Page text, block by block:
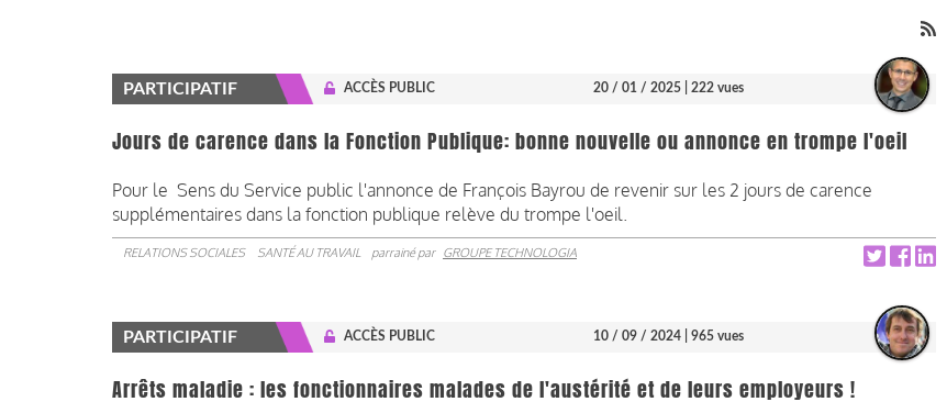
PARTICIPATIF ACCÈS PUBLIC 20 / 01 / 2025 | 222 vues
Jours de carence dans la Fonction Publique: bonne nouvelle ou annonce en trompe l'oeil
Pour le Sens du Service public l'annonce de François Bayrou de revenir sur les 2 jours de carence
supplémentaires dans la fonction publique relève du trompe l'oeil.
RELATIONS SOCIALES SANTÉ AU TRAVAIL parrainé par GROUPE TECHNOLOGIA
PARTICIPATIF ACCÈS PUBLIC 10 / 09 / 2024 | 965 vues
Arrêts maladie : les fonctionnaires malades de l'austérité et de leurs employeurs !